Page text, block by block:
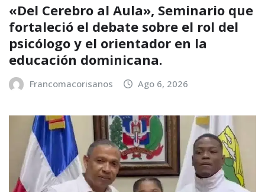
«Del Cerebro al Aula», Seminario que
fortaleció el debate sobre el rol del
psicólogo y el orientador en la
educación dominicana.
Francomacorisanos Ago 6, 2026